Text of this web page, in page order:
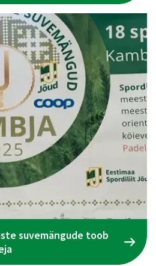
suvemängude toob